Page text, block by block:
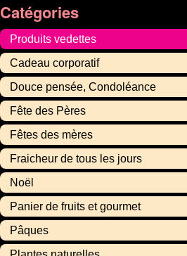
Catégories
Produits vedettes
Cadeau corporatif
Douce pensée, Condoléance
Fête des Pères
Fêtes des mères
Fraicheur de tous les jours
Noël
Panier de fruits et gourmet
Pâques